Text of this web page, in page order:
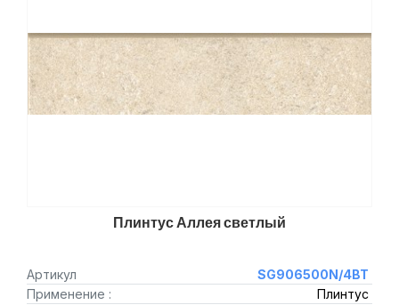
Плинтус Аллея светлый
Артикул
SG906500N/4BT
Применение :
Плинтус